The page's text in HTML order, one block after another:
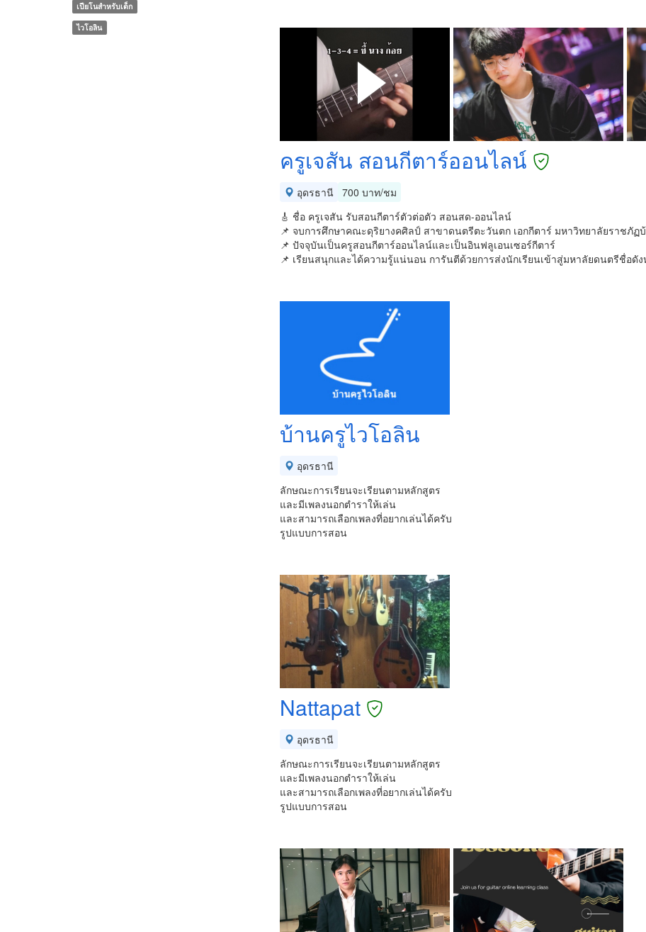
ครูเจสัน สอนกีตาร์ออนไลน์
อุดรธานี
700 บาท/ชม
🎸 ชื่อ ครูเจสัน รับสอนกีตาร์ตัวต่อตัว สอนสด-ออนไลน์
📌 จบการศึกษาคณะดุริยางคศิลป์ สาขาดนตรีตะวันตก เอกกีตาร์ มหาวิทยาลัยราชภัฏบ้
📌 ปัจจุบันเป็นครูสอนกีตาร์ออนไลน์และเป็นอินฟลูเอนเซอร์กีตาร์
📌 เรียนสนุกและได้ความรู้แน่นอน การันตีด้วยการส่งนักเรียนเข้าสู่มหาลัยดนตรีชื่อดั
บ้านครูไวโอลิน
อุดรธานี
ลักษณะการเรียนจะเรียนตามหลักสูตร
และมีเพลงนอกตำราให้เล่น
และสามารถเลือกเพลงที่อยากเล่นได้ครับ
รูปแบบการสอน
Nattapat
อุดรธานี
ลักษณะการเรียนจะเรียนตามหลักสูตร
และมีเพลงนอกตำราให้เล่น
และสามารถเลือกเพลงที่อยากเล่นได้ครับ
รูปแบบการสอน
เปียโนสำหรับเด็ก
ไวโอลิน